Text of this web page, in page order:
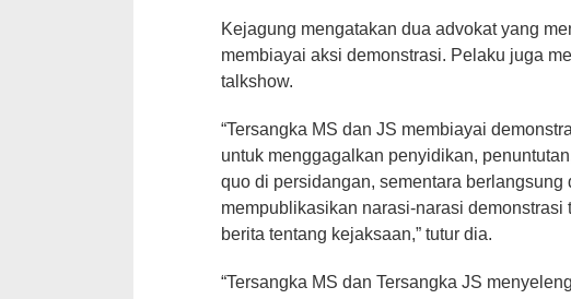
Kejagung mengatakan dua advokat yang
membiayai aksi demonstrasi. Pelaku juga
talkshow.
“Tersangka MS dan JS membiayai
untuk menggagalkan penyidikan,
quo di persidangan, sementara berlangsung
mempublikasikan narasi-narasi demonstrasi
berita tentang kejaksaan,” tutur dia.
“Tersangka MS dan Tersangka JS